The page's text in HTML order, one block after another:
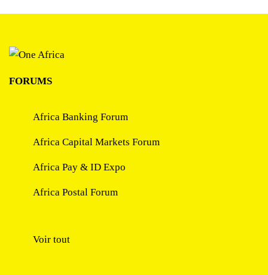
FORUMS
Africa Banking Forum
Africa Capital Markets Forum
Africa Pay & ID Expo
Africa Postal Forum
Voir tout